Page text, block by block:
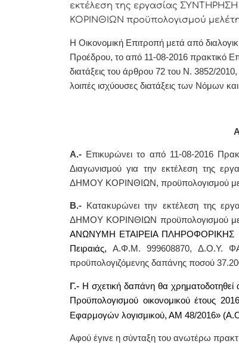
εκτέλεση της εργασίας
ΚΟΡΙΝΘΙΩΝ προϋπολογισμού
Η Οικονομική Επιτροπή μετά από
Προέδρου, το από 11-08-2016 πρακτικό
διατάξεις του άρθρου 72 του Ν. 3852/
λοιπές ισχύουσες διατάξεις των Νόμων
Α.- Επικυρώνει το από 11-08-2016
Διαγωνισμού για την εκτέλεση
ΔΗΜΟΥ ΚΟΡΙΝΘΙΩΝ, προϋπολογισμού
Β.- Κατακυρώνει την εκτέλεση της
ΔΗΜΟΥ ΚΟΡΙΝΘΙΩΝ προϋπολογισμού
ΑΝΩΝΥΜΗ ΕΤΑΙΡΕΙΑ ΠΛΗΡΟΦΟΡΙΚΗΣ
Πειραιάς,Α.Φ.Μ. 999608870, Δ.Ο.Υ.
προϋπολογιζόμενης δαπάνης ποσού
Γ.- Η σχετική δαπάνη θα
Προϋπολογισμού οικονομικού έτους 20
Εφαρμογών λογισμικού, ΑΜ 48/2016»
Αφoύ έγιvε η σύvταξη τoυ αvωτέρω